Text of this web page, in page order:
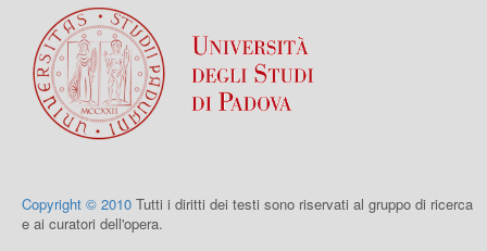
Copyright © 2010 Tutti i diritti dei testi sono riservati al gruppo di ricerca
e ai curatori dell'opera.